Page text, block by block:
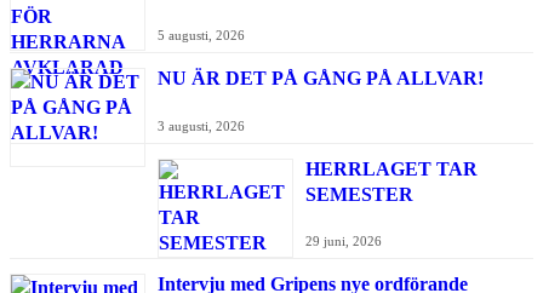
5 augusti, 2026
NU ÄR DET PÅ GÅNG PÅ ALLVAR!
3 augusti, 2026
HERRLAGET TAR
SEMESTER
29 juni, 2026
Intervju med Gripens nye ordförande